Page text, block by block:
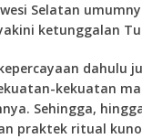
Selatan
ketunggalan
dahulu
kekuatan
Sehingga,
praktek ritual